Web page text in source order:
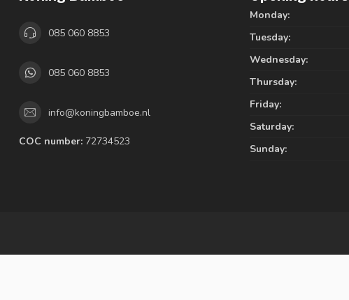
085 060 8853
085 060 8853
info@koningbamboe.nl
COC number: 72734523
Monday:
Tuesday:
Wednesday:
Thursday:
Friday:
Saturday:
Sunday: